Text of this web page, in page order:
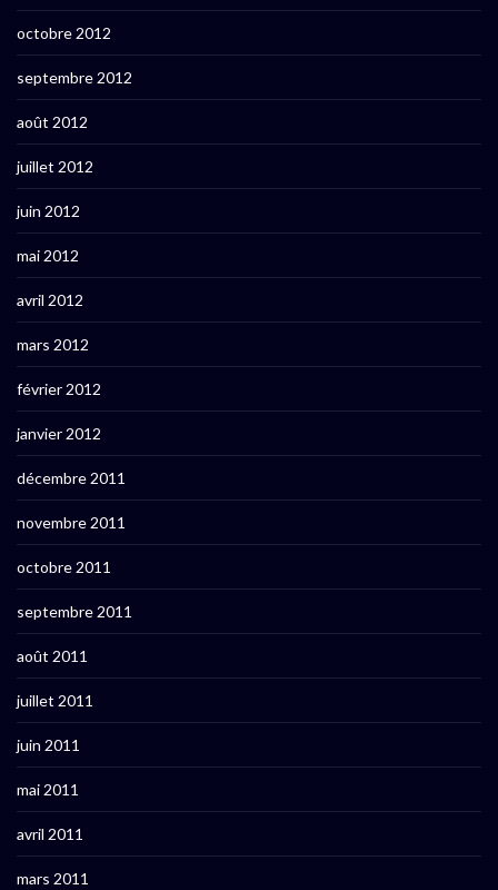
octobre 2012
septembre 2012
août 2012
juillet 2012
juin 2012
mai 2012
avril 2012
mars 2012
février 2012
janvier 2012
décembre 2011
novembre 2011
octobre 2011
septembre 2011
août 2011
juillet 2011
juin 2011
mai 2011
avril 2011
mars 2011